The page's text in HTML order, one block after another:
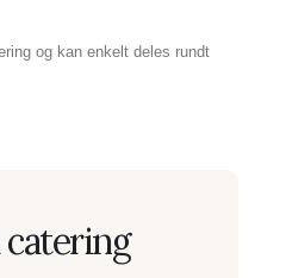
og kan enkelt deles rundt